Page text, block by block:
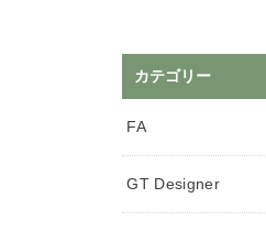
カテゴリー
FA
GT Designer